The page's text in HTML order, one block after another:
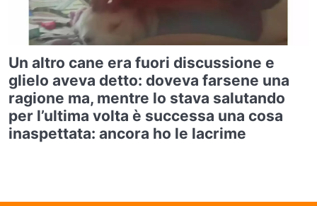
Un altro cane era fuori discussione e
glielo aveva detto: doveva farsene una
ragione ma, mentre lo stava salutando
per l’ultima volta è successa una cosa
inaspettata: ancora ho le lacrime